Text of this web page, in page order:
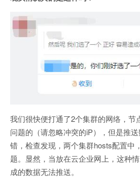
我们很快便打通了2个集群的网络，节
问题的（请忽略冲突的iP），但是推
错，检查发现，两个集群hosts配置中
题。显然，当放在云企业网上，这种
成的数据无法推送。